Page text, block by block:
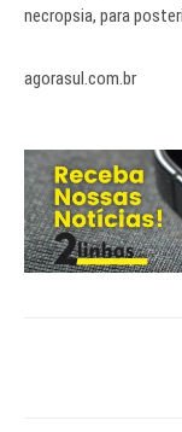
necropsia, para
agorasul.com.br